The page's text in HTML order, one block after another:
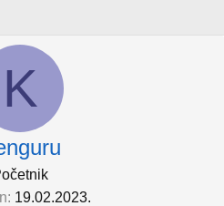
K
19.02.2023.